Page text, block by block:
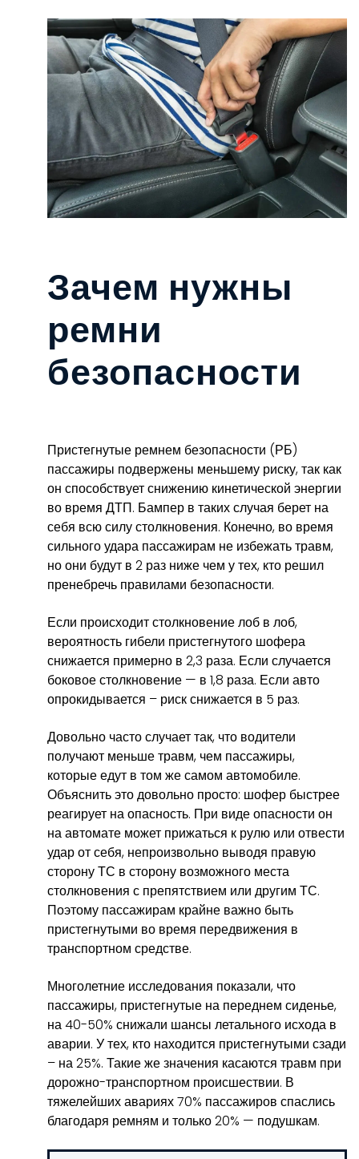
Зачем нужны
ремни
безопасности
Пристегнутые ремнем безопасности (РБ)
пассажиры подвержены меньшему риску, так как
он способствует снижению кинетической энергии
во время ДТП. Бампер в таких случая берет на
себя всю силу столкновения. Конечно, во время
сильного удара пассажирам не избежать травм,
но они будут в 2 раз ниже чем у тех, кто решил
пренебречь правилами безопасности.
Если происходит столкновение лоб в лоб,
вероятность гибели пристегнутого шофера
снижается примерно в 2,3 раза. Если случается
боковое столкновение — в 1,8 раза. Если авто
опрокидывается – риск снижается в 5 раз.
Довольно часто случает так, что водители
получают меньше травм, чем пассажиры,
которые едут в том же самом автомобиле.
Объяснить это довольно просто: шофер быстрее
реагирует на опасность. При виде опасности он
на автомате может прижаться к рулю или отвести
удар от себя, непроизвольно выводя правую
сторону ТС в сторону возможного места
столкновения с препятствием или другим ТС.
Поэтому пассажирам крайне важно быть
пристегнутыми во время передвижения в
транспортном средстве.
Многолетние исследования показали, что
пассажиры, пристегнутые на переднем сиденье,
на 40-50% снижали шансы летального исхода в
аварии. У тех, кто находится пристегнутыми сзади
– на 25%. Такие же значения касаются травм при
дорожно-транспортном происшествии. В
тяжелейших авариях 70% пассажиров спаслись
благодаря ремням и только 20% — подушкам.